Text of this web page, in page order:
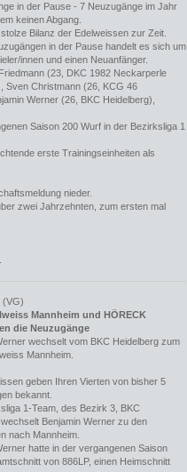
in der Pause - 7 Neuzugänge im Jahr
keinen Abgang.
Bilanz der Edelweissen zur Zeit.
in der Pause handelt es sich um
innen und einen Neuanfänger.
(23, DKC 1982 Neckarperle
Sven Christmann (26, KCG 46
Werner (26, BKC Heidelberg),
Saison 200 Wurf in der Bezirksliga 1
erste Trainingseinheiten als
nieder.
zwei Jahrzehnten, zum ersten mal
(VG)
Mannheim und HÖRECK
die Neuzugänge
wechselt vom BKC Heidelberg zum
Mannheim.
geben Ihren Vierten von bisher 5
bekannt.
1-Team, des Bezirk 3, BKC
Benjamin Werner zu den
nach Mannheim.
hatte in der vergangenen Saison
von 886LP, einen Heimschnitt